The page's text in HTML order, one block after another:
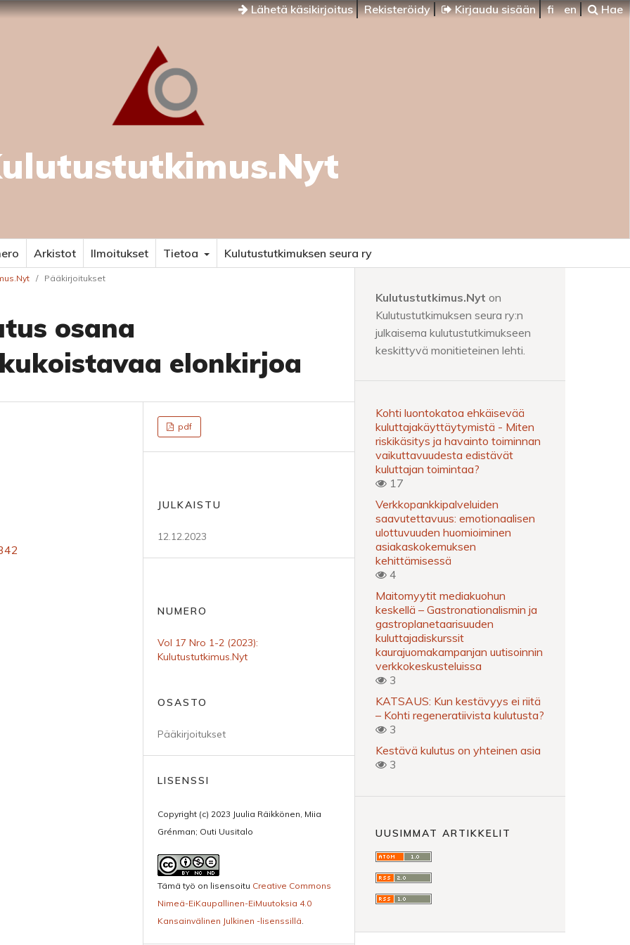
Lähetä käsikirjoitus Rekisteröidy Kirjaudu sisään fi en Hae
Arkistot Ilmoitukset Tietoa Kulutustutkimuksen seura ry
/ Pääkirjoitukset
osana
elonkirjoa
pdf
JULKAISTU
12.12.2023
NUMERO
Vol 17 Nro 1-2 (2023):
Kulutustutkimus.Nyt
OSASTO
Pääkirjoitukset
LISENSSI
Copyright (c) 2023 Juulia Räikkönen, Miia
Grénman; Outi Uusitalo
Tämä työ on lisensoitu Creative Commons
Nimeä-EiKaupallinen-EiMuutoksia 4.0
Kansainvälinen Julkinen -lisenssillä.
Kulutustutkimus.Nyt on
Kulutustutkimuksen seura ry:n
julkaisema kulutustutkimukseen
keskittyvä monitieteinen lehti.
Kohti luontokatoa ehkäisevää
kuluttajakäyttäytymistä - Miten
riskikäsitys ja havainto toiminnan
vaikuttavuudesta edistävät
kuluttajan toimintaa?
17
Verkkopankkipalveluiden
saavutettavuus: emotionaalisen
ulottuvuuden huomioiminen
asiakaskokemuksen
kehittämisessä
4
Maitomyytit mediakuohun
keskellä – Gastronationalismin ja
gastroplanetaarisuuden
kuluttajadiskurssit
kaurajuomakampanjan uutisoinnin
verkkokeskusteluissa
3
KATSAUS: Kun kestävyys ei riitä
– Kohti regeneratiivista kulutusta?
3
Kestävä kulutus on yhteinen asia
3
UUSIMMAT ARTIKKELIT